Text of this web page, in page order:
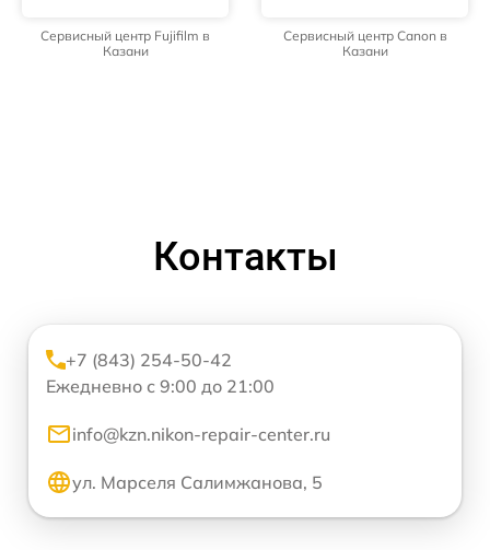
Сервисный центр Fujifilm в
Казани
Сервисный центр Canon в
Казани
Контакты
+7 (843) 254-50-42
Ежедневно с 9:00 до 21:00
info@kzn.nikon-repair-center.ru
ул. Марселя Салимжанова, 5